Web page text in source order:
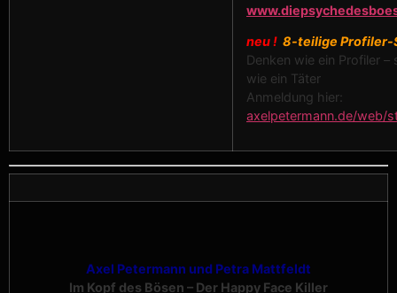
neu ! 8-teilige Profiler-
Denken wie ein Profiler –
wie ein Täter
Anmeldung hier:
axelpetermann.de/web/
Axel Petermann und Petra Mattfeldt
Im Kopf des Bösen – Der Happy Face Killer